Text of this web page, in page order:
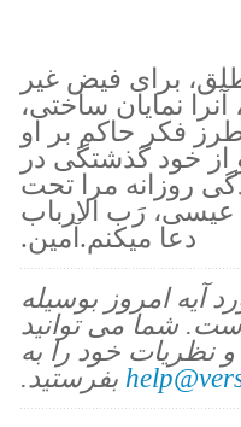
برای فیض غیر
نمایان ساختی،
فکر حاکم بر او
خود گذشتگی در
روزانه مرا تحت
عیسی، رَب الارباب
دعا میکنم.آمین.
آیه امروز بوسیله
شما می توانید
نظریات خود را به
بفرستید.